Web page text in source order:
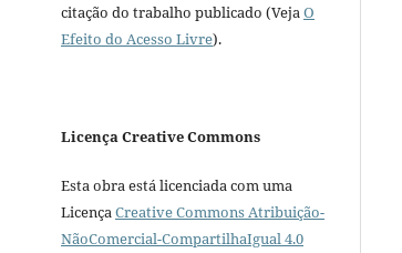
citação do trabalho publicado (VejaO
Efeito do Acesso Livre).
Licença Creative Commons
Esta obra está licenciada com uma
LicençaCreative Commons Atribuição-
NãoComercial-CompartilhaIgual 4.0